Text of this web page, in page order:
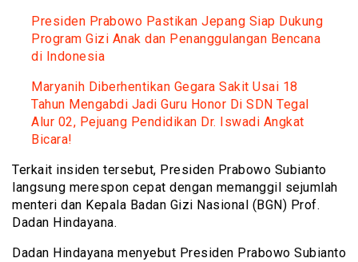
Presiden Prabowo Pastikan Jepang Siap Dukung
Program Gizi Anak dan Penanggulangan Bencana
di Indonesia
Maryanih Diberhentikan Gegara Sakit Usai 18
Tahun Mengabdi Jadi Guru Honor Di SDN Tegal
Alur 02, Pejuang Pendidikan Dr. Iswadi Angkat
Bicara!
Terkait insiden tersebut, Presiden Prabowo Subianto
langsung merespon cepat dengan memanggil sejumlah
menteri dan Kepala Badan Gizi Nasional (BGN) Prof.
Dadan Hindayana.
Dadan Hindayana menyebut Presiden Prabowo Subianto